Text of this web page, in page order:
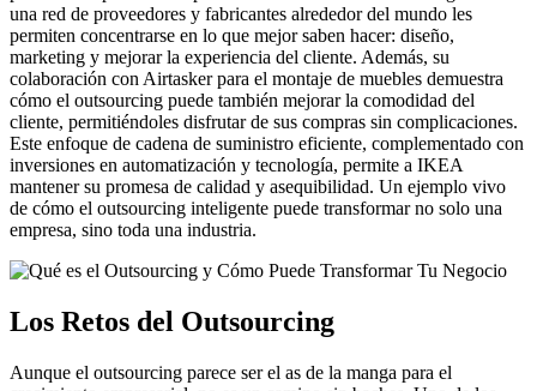
una red de proveedores y fabricantes alrededor del mundo les
permiten concentrarse en lo que mejor saben hacer: diseño,
marketing y mejorar la experiencia del cliente. Además, su
colaboración con Airtasker para el montaje de muebles demuestra
cómo el outsourcing puede también mejorar la comodidad del
cliente, permitiéndoles disfrutar de sus compras sin complicaciones.
Este enfoque de cadena de suministro eficiente, complementado con
inversiones en automatización y tecnología, permite a IKEA
mantener su promesa de calidad y asequibilidad. Un ejemplo vivo
de cómo el outsourcing inteligente puede transformar no solo una
empresa, sino toda una industria.
Los Retos del Outsourcing
Aunque el outsourcing parece ser el as de la manga para el